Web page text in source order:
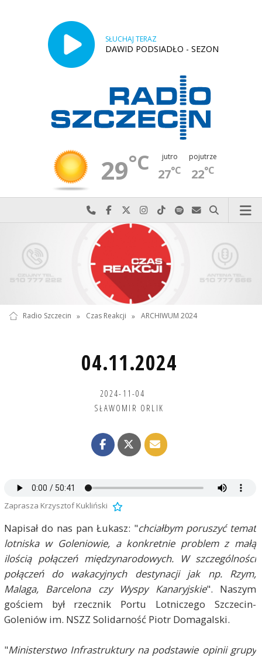
SŁUCHAJ TERAZ
DAWID PODSIADŁO - SEZON
29°C jutro
27°C
pojutrze
22°C
Najlepiej po prostu do nas zadzwoń
Odwiedź nas na Facebook-u
Odwiedź nas na X
Odwiedź nas na Instagram-ie
Odwiedź nas na TikTok-u
Szukaj nas na Spotify
Wyślij do nas
Szukaj
Radio Szczecin » Czas Reakcji » ARCHIWUM 2024
04.11.2024
2024-11-04
SŁAWOMIR ORLIK
Zaprasza Krzysztof Kukliński
Napisał do nas pan Łukasz: "chciałbym poruszyć temat
lotniska w Goleniowie, a konkretnie problem z małą
ilością połączeń międzynarodowych. W szczególności
połączeń do wakacyjnych destynacji jak np. Rzym,
Malaga, Barcelona czy Wyspy Kanaryjskie". Naszym
gościem był rzecznik Portu Lotniczego Szczecin-
Goleniów im. NSZZ Solidarność Piotr Domagalski.
"Ministerstwo Infrastruktury na podstawie opinii grupy